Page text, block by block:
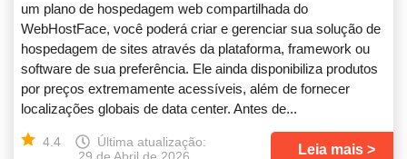
um plano de hospedagem web compartilhada do
WebHostFace, você poderá criar e gerenciar sua solução de
hospedagem de sites através da plataforma, framework ou
software de sua preferência. Ele ainda disponibiliza produtos
por preços extremamente acessíveis, além de fornecer
localizações globais de data center. Antes de...
4.4
Última atualização:
Leia mais